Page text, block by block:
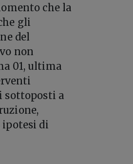
che la
gli
del
non
01, ultima
sottoposti a
di